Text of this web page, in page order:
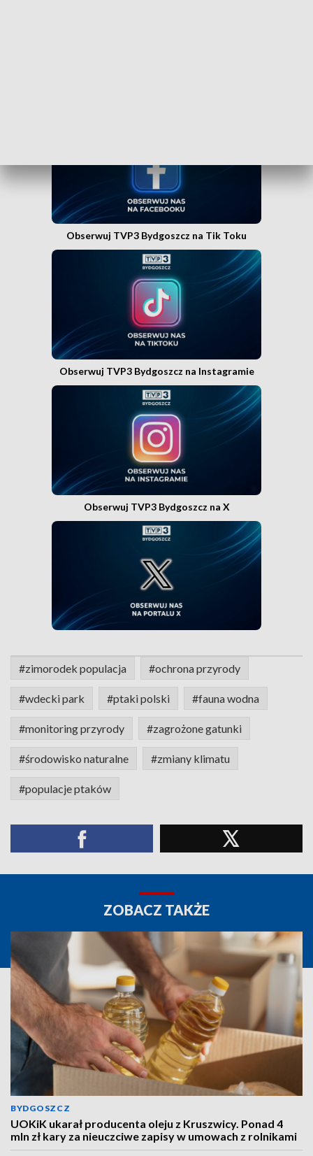
Obserwuj TVP3 Bydgoszcz na Tik Toku
Obserwuj TVP3 Bydgoszcz na Instagramie
Obserwuj TVP3 Bydgoszcz na X
#zimorodek populacja #ochrona przyrody
#wdecki park #ptaki polski #fauna wodna
#monitoring przyrody #zagrożone gatunki
#środowisko naturalne #zmiany klimatu
#populacje ptaków
ZOBACZ TAKŻE
BYDGOSZCZ
UOKiK ukarał producenta oleju z Kruszwicy. Ponad 4
mln zł kary za nieuczciwe zapisy w umowach z rolnikami